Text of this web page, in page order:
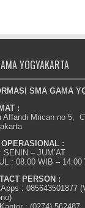
YOGYAKARTA
SMA GAMA
:
Affandi Mrican no 5,
:
SENIN – JUM’AT
: 08.00 WIB – 14.00
PERSON :
: 085643501877